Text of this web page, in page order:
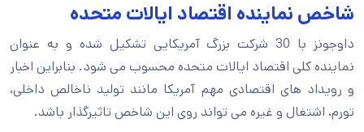
شاخص نماینده اقتصاد ایالات متحده
داوجونز با 30 شرکت بزرگ آمریکایی تشکیل شده و به عنوان
نماینده کلی اقتصاد ایالات متحده محسوب می شود. بنابراین اخبار
و رویداد های اقتصادی مهم آمریکا مانند تولید ناخالص داخلی،
تورم، اشتغال و غیره می تواند روی این شاخص تاثیرگذار باشد.